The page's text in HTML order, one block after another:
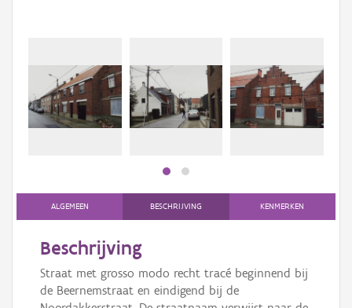
Persoon of collectief
AanmeldenALGEMEEN BESCHRIJVING KENMERKEN
Beschrijving
Straat met grosso modo recht tracé beginnend bij
de Beernemstraat en eindigend bij de